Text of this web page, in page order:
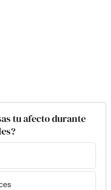
tu afecto durante